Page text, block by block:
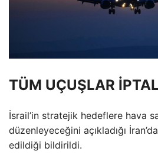
TÜM UÇUŞLAR
İsrail’in stratejik hedeflere hava
düzenleyeceğini açıkladığı
edildiği bildirildi.